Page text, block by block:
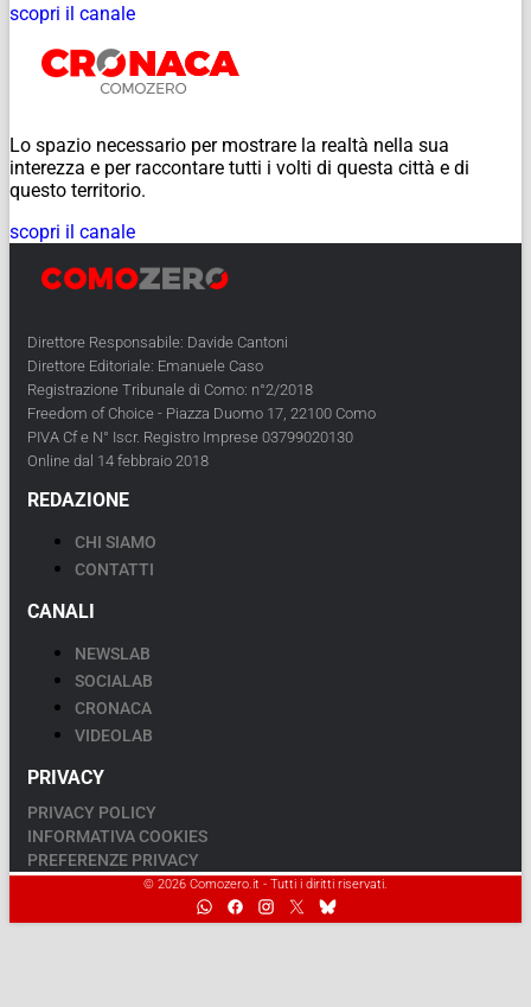
scopri il canale
Lo spazio necessario per mostrare la realtà nella sua
interezza e per raccontare tutti i volti di questa città e di
questo territorio.
scopri il canale
Direttore Responsabile: Davide Cantoni
Direttore Editoriale: Emanuele Caso
Registrazione Tribunale di Como: n°2/2018
Freedom of Choice - Piazza Duomo 17, 22100 Como
PIVA Cf e N° Iscr. Registro Imprese 03799020130
Online dal 14 febbraio 2018
REDAZIONE
CHI SIAMO
CONTATTI
CANALI
NEWSLAB
SOCIALAB
CRONACA
VIDEOLAB
PRIVACY
PRIVACY POLICY
INFORMATIVA COOKIES
PREFERENZE PRIVACY
© 2026 Comozero.it - Tutti i diritti riservati.